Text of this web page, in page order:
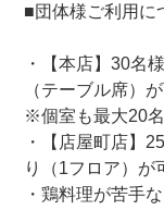
■団体様ご利用に
・【本店】30名
（テーブル席）
※個室も最大20名
・【店屋町店】
り（1フロア）が
・鶏料理が苦手